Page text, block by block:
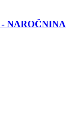
NAROČNINA